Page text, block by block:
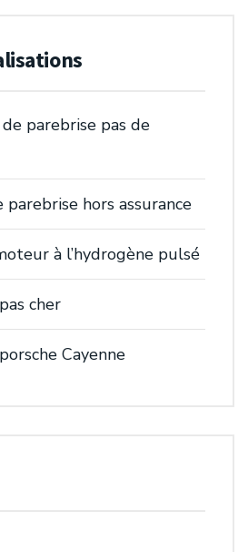
parebrise pas de
hors assurance
à l’hydrogène pulsé
cher
Cayenne